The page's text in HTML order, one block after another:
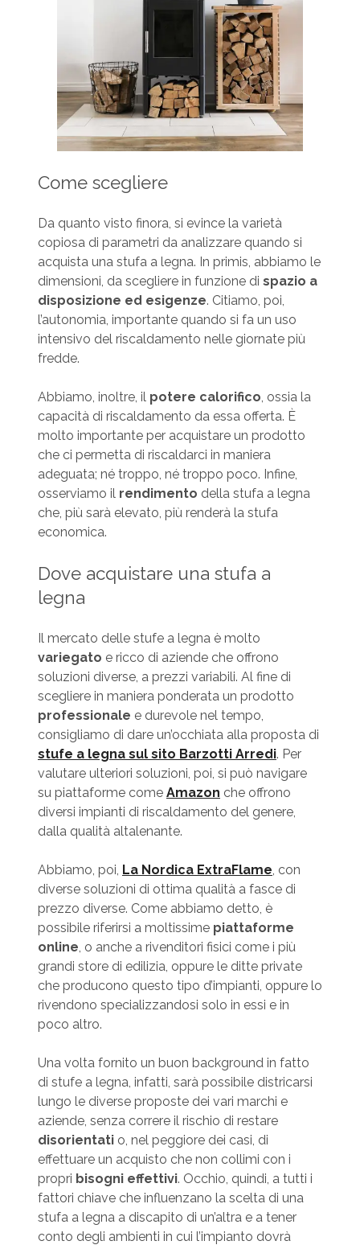
Come scegliere
Da quanto visto finora, si evince la varietà
copiosa di parametri da analizzare quando si
acquista una stufa a legna. In primis, abbiamo le
dimensioni, da scegliere in funzione di spazio a
disposizione ed esigenze. Citiamo, poi,
l’autonomia, importante quando si fa un uso
intensivo del riscaldamento nelle giornate più
fredde.
Abbiamo, inoltre, il potere calorifico, ossia la
capacità di riscaldamento da essa offerta. È
molto importante per acquistare un prodotto
che ci permetta di riscaldarci in maniera
adeguata; né troppo, né troppo poco. Infine,
osserviamo il rendimento della stufa a legna
che, più sarà elevato, più renderà la stufa
economica.
Dove acquistare una stufa a
legna
Il mercato delle stufe a legna è molto
variegato e ricco di aziende che offrono
soluzioni diverse, a prezzi variabili. Al fine di
scegliere in maniera ponderata un prodotto
professionale e durevole nel tempo,
consigliamo di dare un’occhiata alla proposta di
stufe a legna sul sito Barzotti Arredi. Per
valutare ulteriori soluzioni, poi, si può navigare
su piattaforme come Amazon che offrono
diversi impianti di riscaldamento del genere,
dalla qualità altalenante.
Abbiamo, poi, La Nordica ExtraFlame, con
diverse soluzioni di ottima qualità a fasce di
prezzo diverse. Come abbiamo detto, è
possibile riferirsi a moltissime piattaforme
online, o anche a rivenditori fisici come i più
grandi store di edilizia, oppure le ditte private
che producono questo tipo d’impianti, oppure lo
rivendono specializzandosi solo in essi e in
poco altro.
Una volta fornito un buon background in fatto
di stufe a legna, infatti, sarà possibile districarsi
lungo le diverse proposte dei vari marchi e
aziende, senza correre il rischio di restare
disorientatio, nel peggiore dei casi, di
effettuare un acquisto che non collimi con i
propri bisogni effettivi. Occhio, quindi, a tutti i
fattori chiave che influenzano la scelta di una
stufa a legna a discapito di un’altra e a tener
conto degli ambienti in cui l’impianto dovrà